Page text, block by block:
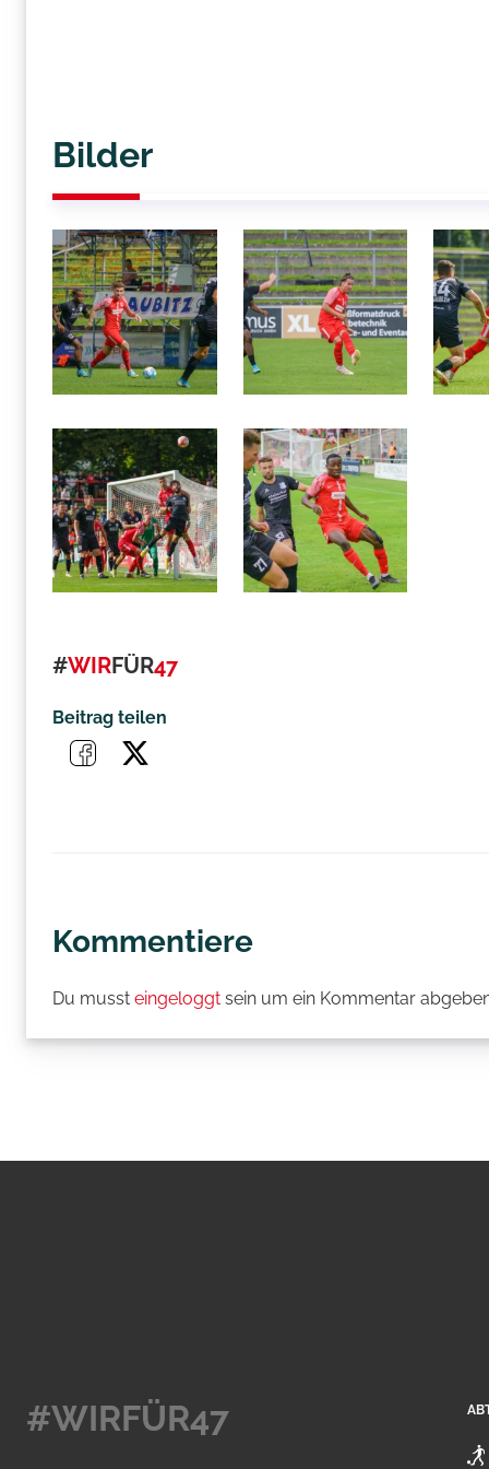
Bilder
#WIRFÜR47
Beitrag teilen
Kommentiere
Du musst eingeloggt sein um ein Kommentar
#WIRFÜR47